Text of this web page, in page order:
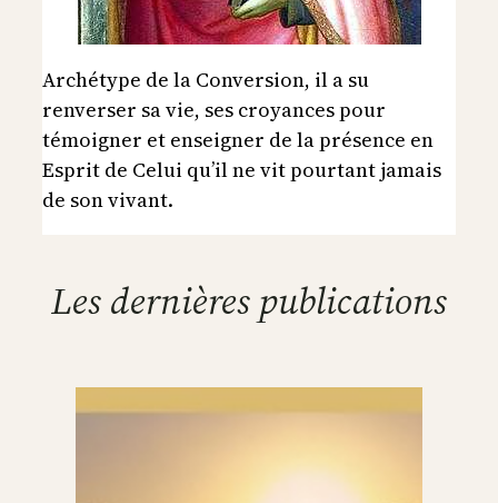
Archétype de la Conversion, il a su
renverser sa vie, ses croyances pour
témoigner et enseigner de la présence en
Esprit de Celui qu’il ne vit pourtant jamais
de son vivant.
Les dernières publications